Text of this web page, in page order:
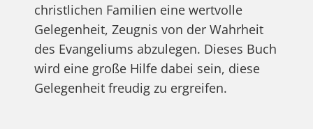
christlichen Familien eine wertvolle
Gelegenheit, Zeugnis von der Wahrheit
des Evangeliums abzulegen. Dieses Buch
wird eine große Hilfe dabei sein, diese
Gelegenheit freudig zu ergreifen.